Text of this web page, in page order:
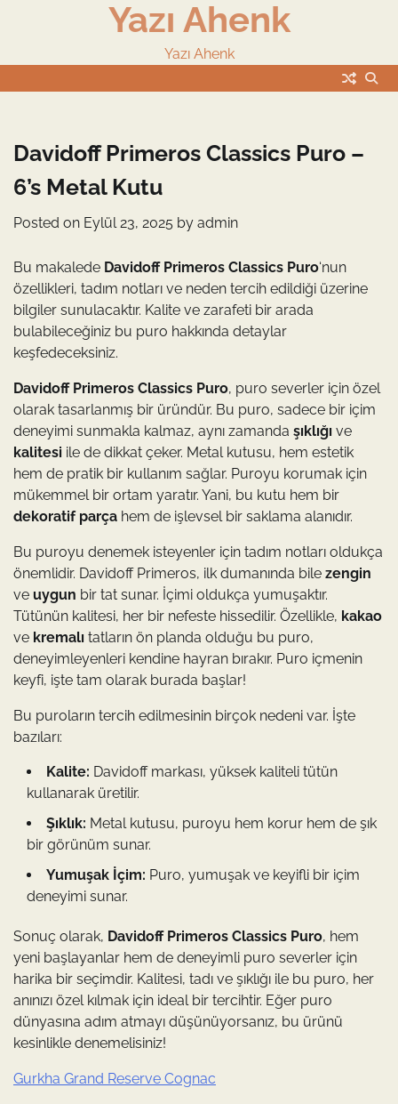
Yazı Ahenk
Yazı Ahenk
Davidoff Primeros Classics Puro –
6’s Metal Kutu
Posted on Eylül 23, 2025 by admin
Bu makalede Davidoff Primeros Classics Puro‘nun
özellikleri, tadım notları ve neden tercih edildiği üzerine
bilgiler sunulacaktır. Kalite ve zarafeti bir arada
bulabileceğiniz bu puro hakkında detaylar
keşfedeceksiniz.
Davidoff Primeros Classics Puro, puro severler için özel
olarak tasarlanmış bir üründür. Bu puro, sadece bir içim
deneyimi sunmakla kalmaz, aynı zamanda şıklığı ve
kalitesi ile de dikkat çeker. Metal kutusu, hem estetik
hem de pratik bir kullanım sağlar. Puroyu korumak için
mükemmel bir ortam yaratır. Yani, bu kutu hem bir
dekoratif parça hem de işlevsel bir saklama alanıdır.
Bu puroyu denemek isteyenler için tadım notları oldukça
önemlidir. Davidoff Primeros, ilk dumanında bile zengin
ve uygun bir tat sunar. İçimi oldukça yumuşaktır.
Tütünün kalitesi, her bir nefeste hissedilir. Özellikle, kakao
ve kremalı tatların ön planda olduğu bu puro,
deneyimleyenleri kendine hayran bırakır. Puro içmenin
keyfi, işte tam olarak burada başlar!
Bu puroların tercih edilmesinin birçok nedeni var. İşte
bazıları:
Kalite: Davidoff markası, yüksek kaliteli tütün
kullanarak üretilir.
Şıklık: Metal kutusu, puroyu hem korur hem de şık
bir görünüm sunar.
Yumuşak İçim: Puro, yumuşak ve keyifli bir içim
deneyimi sunar.
Sonuç olarak, Davidoff Primeros Classics Puro, hem
yeni başlayanlar hem de deneyimli puro severler için
harika bir seçimdir. Kalitesi, tadı ve şıklığı ile bu puro, her
anınızı özel kılmak için ideal bir tercihtir. Eğer puro
dünyasına adım atmayı düşünüyorsanız, bu ürünü
kesinlikle denemelisiniz!
Gurkha Grand Reserve Cognac